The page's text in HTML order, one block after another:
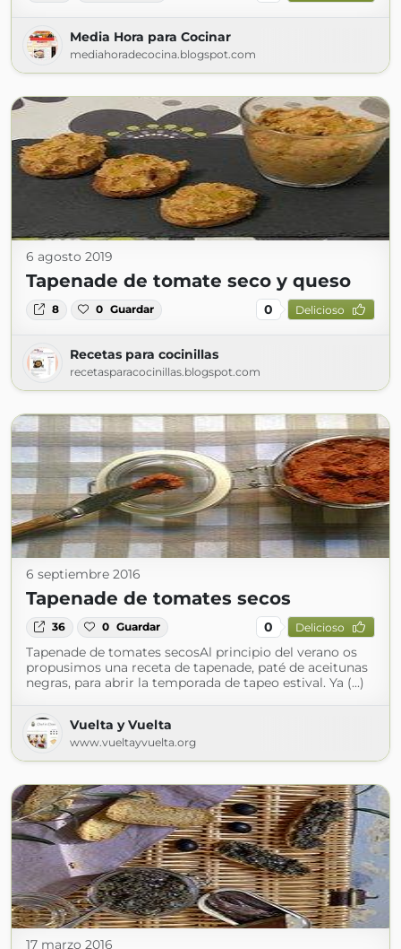
Media Hora para Cocinar
mediahoradecocina.blogspot.com
6 agosto 2019
Tapenade de tomate seco y queso
8 0 Guardar 0 Delicioso
Recetas para cocinillas
recetasparacocinillas.blogspot.com
6 septiembre 2016
Tapenade de tomates secos
36 0 Guardar 0 Delicioso
Tapenade de tomates secosAl principio del verano os
propusimos una receta de tapenade, paté de aceitunas
negras, para abrir la temporada de tapeo estival. Ya (...)
Vuelta y Vuelta
www.vueltayvuelta.org
17 marzo 2016